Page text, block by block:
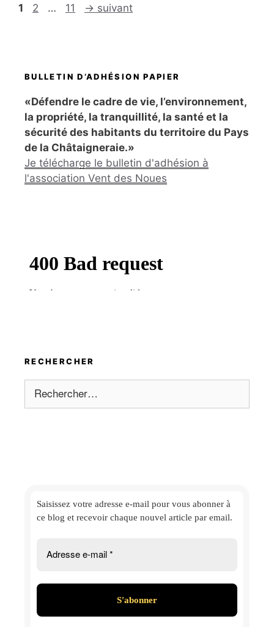
Page
1 Page
2 … Page
11 → suivant
BULLETIN D’ADHÉSION PAPIER
«Défendre le cadre de vie, l’environnement,
la propriété, la tranquillité, la santé et la
sécurité des habitants du territoire du Pays
de la Châtaigneraie.»
Je télécharge le bulletin d'adhésion à
l'association Vent des Noues
RECHERCHER
Saisissez votre adresse e-mail pour vous abonner à
ce blog et recevoir chaque nouvel article par email.